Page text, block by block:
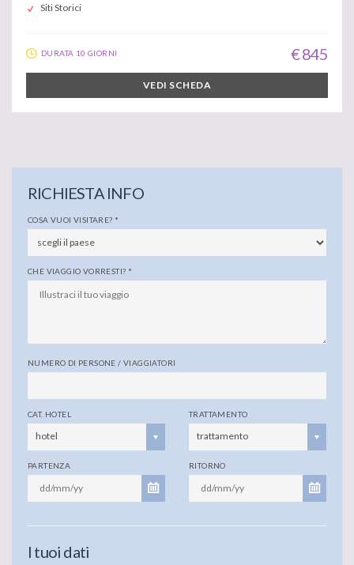
Siti Storici
DURATA 10 GIORNI € 845
VEDI SCHEDA
RICHIESTA INFO
COSA VUOI VISITARE? *
CHE VIAGGIO VORRESTI? *
NUMERO DI PERSONE / VIAGGIATORI
CAT. HOTEL
hotel
TRATTAMENTO
trattamento
PARTENZA RITORNO
I tuoi dati